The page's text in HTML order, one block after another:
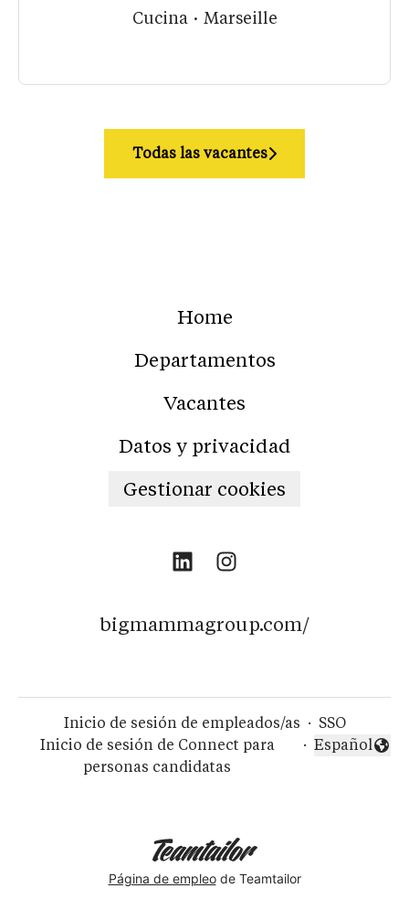
Cucina · Marseille
Todas las vacantes
Home
Departamentos
Vacantes
Datos y privacidad
Gestionar cookies
bigmammagroup.com/
Inicio de sesión de empleados/as · SSO
Inicio de sesión de Connect para
personas candidatas
·
Cambiar
Español
Página de empleode Teamtailor